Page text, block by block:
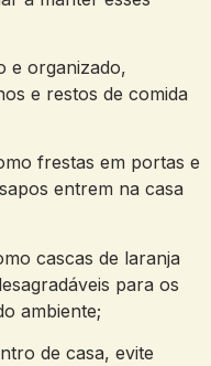
e organizado,
e restos de comida
frestas em portas e
entrem na casa
cascas de laranja
para os
ambiente;
de casa, evite